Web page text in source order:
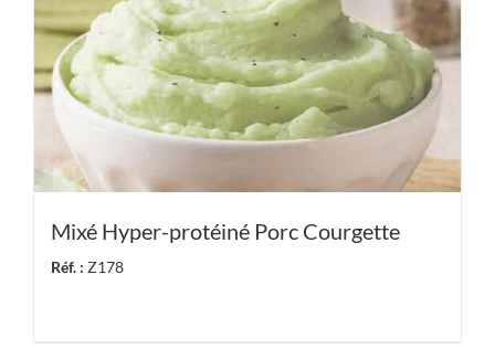
Mixé Hyper-protéiné Porc Courgette
Réf. : Z178